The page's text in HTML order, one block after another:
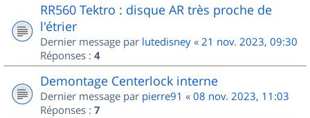
RR560 Tektro : disque AR très proche de
l'étrier
Dernier message par lutedisney « 21 nov. 2023, 09:30
Réponses : 4
Demontage Centerlock interne
Dernier message par pierre91 « 08 nov. 2023, 11:03
Réponses : 7